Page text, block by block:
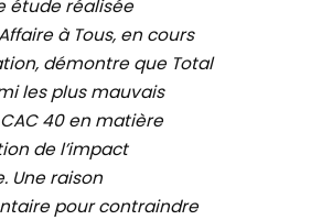
étude réalisée
à Tous, en cours
démontre que Total
les plus mauvais
40 en matière
de l’impact
Une raison
pour contraindre